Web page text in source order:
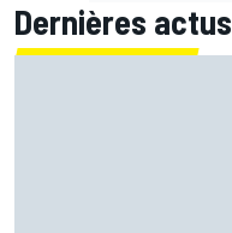
Dernières actus